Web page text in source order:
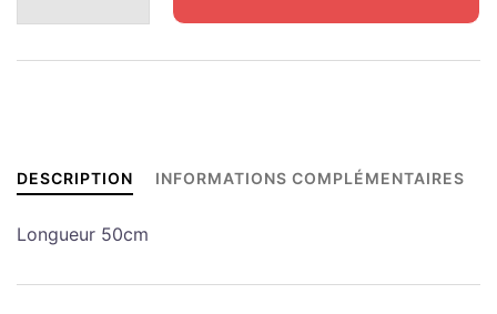
JEEP
JH
remplacement
DESCRIPTION INFORMATIONS COMPLÉMENTAIRES
Longueur 50cm